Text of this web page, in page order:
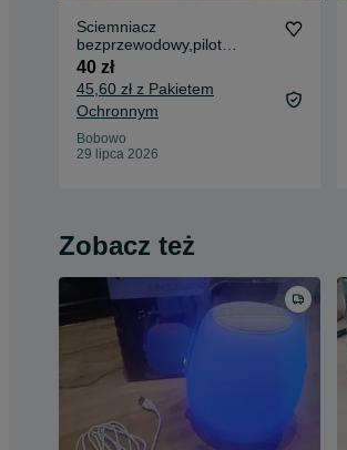
Sciemniacz
bezprzewodowy,pilot
zdalnego sterowania
40 zł
45,60 zł z Pakietem
Ochronnym
Bobowo
29 lipca 2026
Zobacz też